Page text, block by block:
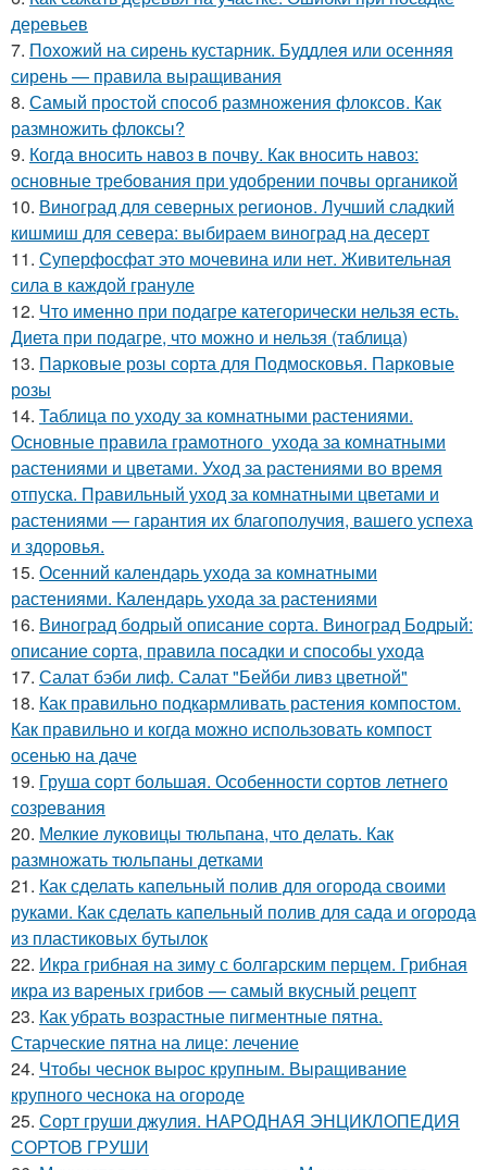
деревьев
7. Похожий на сирень кустарник. Буддлея или осенняя
сирень — правила выращивания
8. Самый простой способ размножения флоксов. Как
размножить флоксы?
9. Когда вносить навоз в почву. Как вносить навоз:
основные требования при удобрении почвы органикой
10. Виноград для северных регионов. Лучший сладкий
кишмиш для севера: выбираем виноград на десерт
11. Суперфосфат это мочевина или нет. Живительная
сила в каждой грануле
12. Что именно при подагре категорически нельзя есть.
Диета при подагре, что можно и нельзя (таблица)
13. Парковые розы сорта для Подмосковья. Парковые
розы
14. Таблица по уходу за комнатными растениями.
Основные правила грамотного ухода за комнатными
растениями и цветами. Уход за растениями во время
отпуска. Правильный уход за комнатными цветами и
растениями — гарантия их благополучия, вашего успеха
и здоровья.
15. Осенний календарь ухода за комнатными
растениями. Календарь ухода за растениями
16. Виноград бодрый описание сорта. Виноград Бодрый:
описание сорта, правила посадки и способы ухода
17. Салат бэби лиф. Салат "Бейби ливз цветной"
18. Как правильно подкармливать растения компостом.
Как правильно и когда можно использовать компост
осенью на даче
19. Груша сорт большая. Особенности сортов летнего
созревания
20. Мелкие луковицы тюльпана, что делать. Как
размножать тюльпаны детками
21. Как сделать капельный полив для огорода своими
руками. Как сделать капельный полив для сада и огорода
из пластиковых бутылок
22. Икра грибная на зиму с болгарским перцем. Грибная
икра из вареных грибов — самый вкусный рецепт
23. Как убрать возрастные пигментные пятна.
Старческие пятна на лице: лечение
24. Чтобы чеснок вырос крупным. Выращивание
крупного чеснока на огороде
25. Сорт груши джулия. НАРОДНАЯ ЭНЦИКЛОПЕДИЯ
СОРТОВ ГРУШИ